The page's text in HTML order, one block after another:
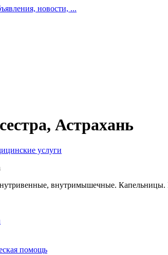
новости, ...
Астрахань
услуги
внутримышечные. Капельницы.
помощь